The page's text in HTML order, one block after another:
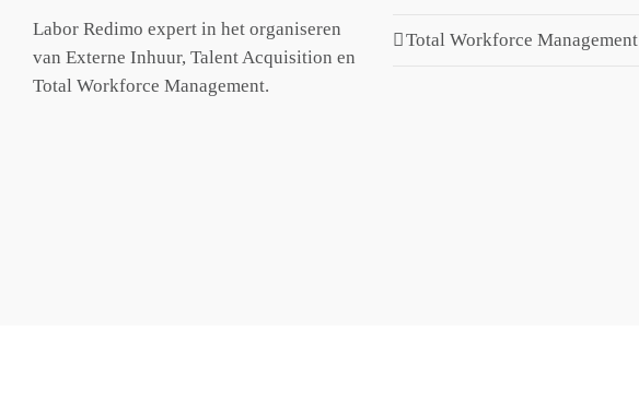
Labor Redimo expert in het organiseren
van Externe Inhuur, Talent Acquisition en
Total Workforce Management.
Total Workforce Management